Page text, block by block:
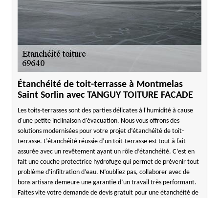
Étanchéité de toit-terrasse à Montmelas
Saint Sorlin avec TANGUY TOITURE FACADE
Les toits-terrasses sont des parties délicates à l'humidité à cause
d'une petite inclinaison d'évacuation. Nous vous offrons des
solutions modernisées pour votre projet d’étanchéité de toit-
terrasse. L’étanchéité réussie d’un toit-terrasse est tout à fait
assurée avec un revêtement ayant un rôle d’étanchéité. C’est en
fait une couche protectrice hydrofuge qui permet de prévenir tout
problème d’infiltration d’eau. N’oubliez pas, collaborer avec de
bons artisans demeure une garantie d’un travail très performant.
Faites vite votre demande de devis gratuit pour une étanchéité de